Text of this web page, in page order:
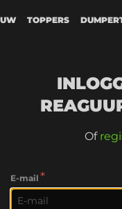
TOPPERS
Of
E-mail *